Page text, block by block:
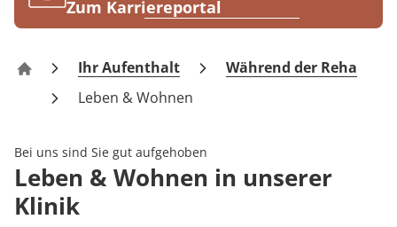
Blog
Karriere
Zum Karriereportal
Reha-Zentrum Bernkastel-Kues Klinik Moselschleife
Ihr Aufenthalt
Während der Reha
Leben & Wohnen
Bei uns sind Sie gut aufgehoben
Leben & Wohnen in unserer
Klinik